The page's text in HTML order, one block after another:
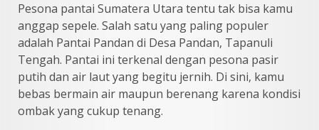
Pesona pantai Sumatera Utara tentu tak bisa kamu
anggap sepele. Salah satu yang paling populer
adalah Pantai Pandan di Desa Pandan, Tapanuli
Tengah. Pantai ini terkenal dengan pesona pasir
putih dan air laut yang begitu jernih. Di sini, kamu
bebas bermain air maupun berenang karena kondisi
ombak yang cukup tenang.